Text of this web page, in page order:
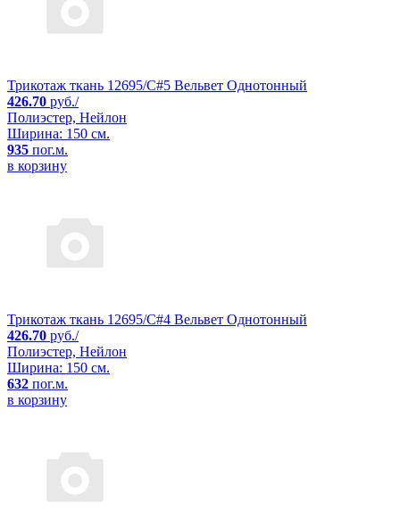
Трикотаж ткань 12695/C#5 Вельвет Однотонный
426.70 руб./
Полиэстер, Нейлон
Ширина: 150 см.
935 пог.м.
в корзину
Трикотаж ткань 12695/C#4 Вельвет Однотонный
426.70 руб./
Полиэстер, Нейлон
Ширина: 150 см.
632 пог.м.
в корзину